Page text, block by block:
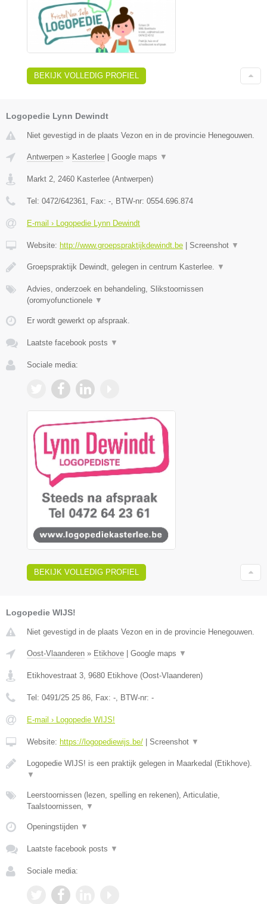
BEKIJK VOLLEDIG PROFIEL
Logopedie Lynn Dewindt
Niet gevestigd in de plaats Vezon en in de provincie Henegouwen.
Antwerpen » Kasterlee Google maps ▼
Markt 2, 2460 Kasterlee (Antwerpen)
Tel: 0472/642361, Fax: -, BTW-nr: 0554.696.874
E-mail › Logopedie Lynn Dewindt
Website: http://www.groepspraktijkdewindt.be Screenshot ▼
Groepspraktijk Dewindt, gelegen in centrum Kasterlee. ▼
Advies, onderzoek en behandeling, Slikstoornissen
(oromyofunctionele ▼
Er wordt gewerkt op afspraak.
Laatste facebook posts ▼
Sociale media:
BEKIJK VOLLEDIG PROFIEL
Logopedie WIJS!
Niet gevestigd in de plaats Vezon en in de provincie Henegouwen.
Oost-Vlaanderen » Etikhove Google maps ▼
Etikhovestraat 3, 9680 Etikhove (Oost-Vlaanderen)
Tel: 0491/25 25 86, Fax: -, BTW-nr: -
E-mail › Logopedie WIJS!
Website: https://logopediewijs.be/ Screenshot ▼
Logopedie WIJS! is een praktijk gelegen in Maarkedal (Etikhove).
▼
Leerstoornissen (lezen, spelling en rekenen), Articulatie,
Taalstoornissen, ▼
Openingstijden ▼
Laatste facebook posts ▼
Sociale media: